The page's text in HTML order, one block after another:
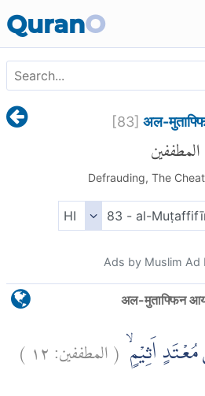
QuranO
[83] अल-
المطففين
Defrauding, The
Ads by Muslim Ad
अल-मुताफ्फिन
اَثِيْمٍۙ (المطففين:١٢ )